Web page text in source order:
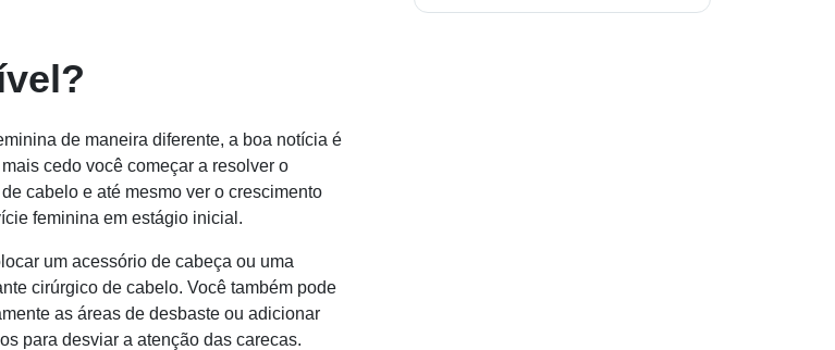
de maneira diferente, a boa notícia é
cedo você começar a resolver o
cabelo e até mesmo ver o crescimento
feminina em estágio inicial.
um acessório de cabeça ou uma
cirúrgico de cabelo. Você também pode
as áreas de desbaste ou adicionar
para desviar a atenção das carecas.